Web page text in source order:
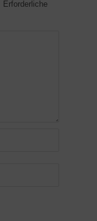
Erforderliche